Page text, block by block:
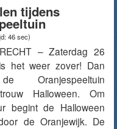
tijdens
46 sec)
– Zaterdag 26
het weer zover! Dan
Oranjespeeltuin
Halloween. Om
begint de Halloween
de Oranjewijk. De